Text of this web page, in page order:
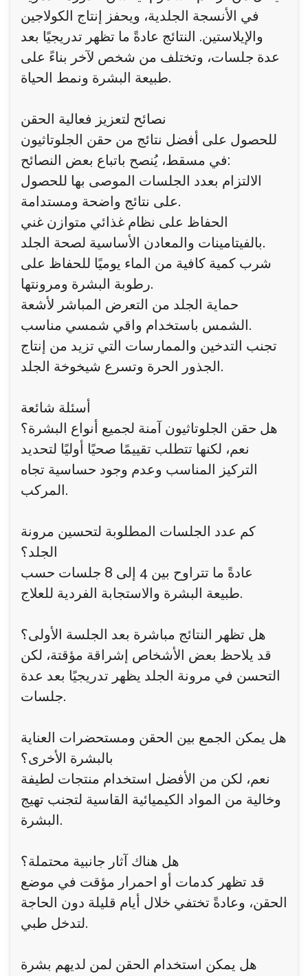
في الأنسجة الجلدية، ويحفز إنتاج الكولاجين
والإيلاستين. النتائج عادةً ما تظهر تدريجيًا بعد
عدة جلسات، وتختلف من شخص لآخر بناءً على
طبيعة البشرة ونمط الحياة.
نصائح لتعزيز فعالية الحقن
للحصول على أفضل نتائج من حقن الجلوتاثيون
في مسقط، يُنصح باتباع بعض النصائح:
الالتزام بعدد الجلسات الموصى بها للحصول
على نتائج واضحة ومستدامة.
الحفاظ على نظام غذائي متوازن غني
بالفيتامينات والمعادن الأساسية لصحة الجلد.
شرب كمية كافية من الماء يوميًا للحفاظ على
رطوبة البشرة ومرونتها.
حماية الجلد من التعرض المباشر لأشعة
الشمس باستخدام واقي شمسي مناسب.
تجنب التدخين والممارسات التي تزيد من إنتاج
الجذور الحرة وتسرع شيخوخة الجلد.
أسئلة شائعة
هل حقن الجلوتاثيون آمنة لجميع أنواع البشرة؟
نعم، لكنها تتطلب تقييمًا صحيًا أوليًا لتحديد
التركيز المناسب وعدم وجود حساسية تجاه
المركب.
كم عدد الجلسات المطلوبة لتحسين مرونة
الجلد؟
عادةً ما تتراوح بين 4 إلى 8 جلسات حسب
طبيعة البشرة والاستجابة الفردية للعلاج.
هل تظهر النتائج مباشرة بعد الجلسة الأولى؟
قد يلاحظ بعض الأشخاص إشراقة مؤقتة، لكن
التحسن في مرونة الجلد يظهر تدريجيًا بعد عدة
جلسات.
هل يمكن الجمع بين الحقن ومستحضرات العناية
بالبشرة الأخرى؟
نعم، لكن من الأفضل استخدام منتجات لطيفة
وخالية من المواد الكيميائية القاسية لتجنب تهيج
البشرة.
هل هناك آثار جانبية محتملة؟
قد تظهر كدمات أو احمرار مؤقت في موضع
الحقن، وعادةً تختفي خلال أيام قليلة دون الحاجة
لتدخل طبي.
هل يمكن استخدام الحقن لمن لديهم بشرة